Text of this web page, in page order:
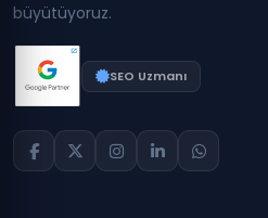
büyütüyoruz.
SEO Uzmanı